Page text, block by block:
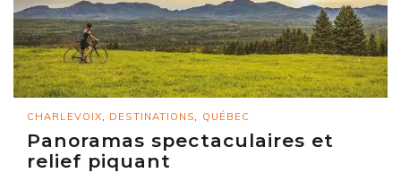
CHARLEVOIX DESTINATIONS QUÉBEC
Panoramas spectaculaires et
relief piquant